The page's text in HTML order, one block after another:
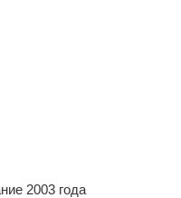
2003 года